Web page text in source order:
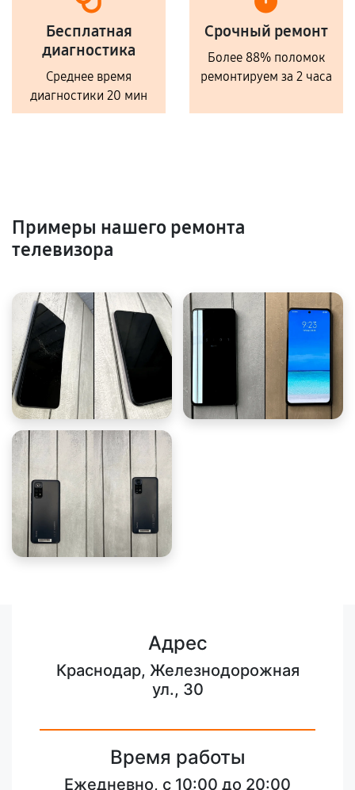
Бесплатная
диагностика
Среднее время
диагностики 20 мин
Срочный ремонт
Более 88% поломок
ремонтируем за 2 часа
Примеры нашего ремонта
телевизора
Адрес
Краснодар, Железнодорожная
ул., 30
Время работы
Ежедневно, с 10:00 до 20:00